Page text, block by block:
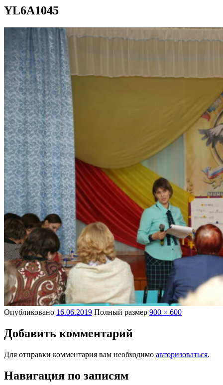
YL6A1045
Опубликовано 16.06.2019 Полный размер 900 × 600
Добавить комментарий
Для отправки комментария вам необходимо авторизоваться.
Навигация по записям